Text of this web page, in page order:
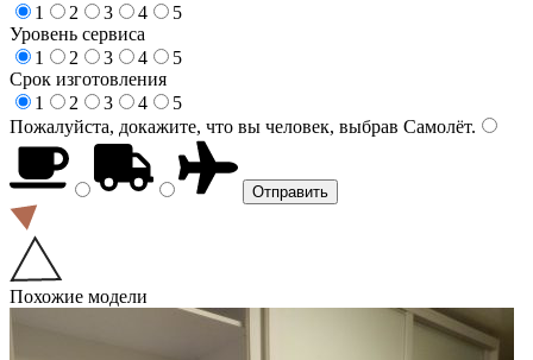
1
2 3 4
5
Уровень сервиса
1
2 3 4
5
Срок изготовления
1
2 3 4
5
Пожалуйста, докажите, что вы человек, выбрав Самолёт.
Похожие модели